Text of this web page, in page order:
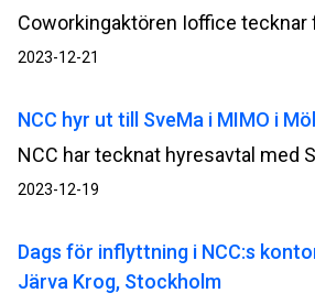
2023-12-21
NCC hyr ut till SveMa i MIMO i
2023-12-19
Dags för inflyttning i NCC:s
Järva Krog, Stockholm